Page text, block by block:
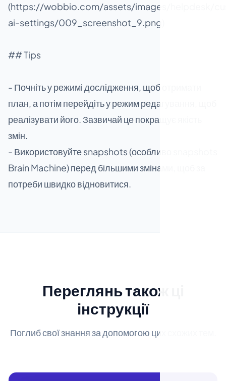
(https://wobbio.com/assets/images/helpdesk/
ai-settings/009_screenshot_9.png)
## Tips
- Почніть у режимі дослідження, щоб отримати
план, а потім перейдіть у режим редагування, щоб
реалізувати його. Зазвичай це покращує якість
змін.
- Використовуйте snapshots (особливо snapshots
Brain Machine) перед більшими змінами, щоб за
потреби швидко відновитися.
Переглянь також ці
інструкції
Поглиб свої знання за допомогою цих схожих тем.